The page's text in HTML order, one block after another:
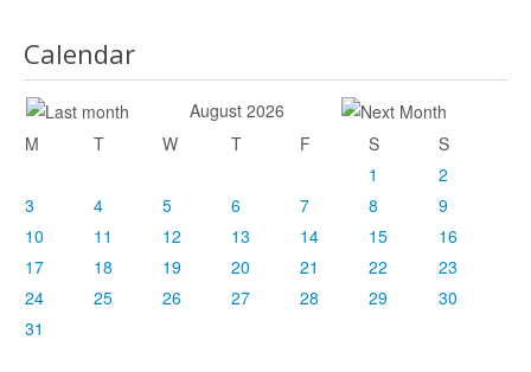
Calendar
August 2026
M
T W T F S
S
1
2
3
4 5 6 7 8
9
10
11 12 13 14 15
16
17
18 19 20 21 22
23
24
25 26 27 28 29
30
31